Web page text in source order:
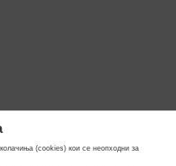
(cookies) кои се неопходни за